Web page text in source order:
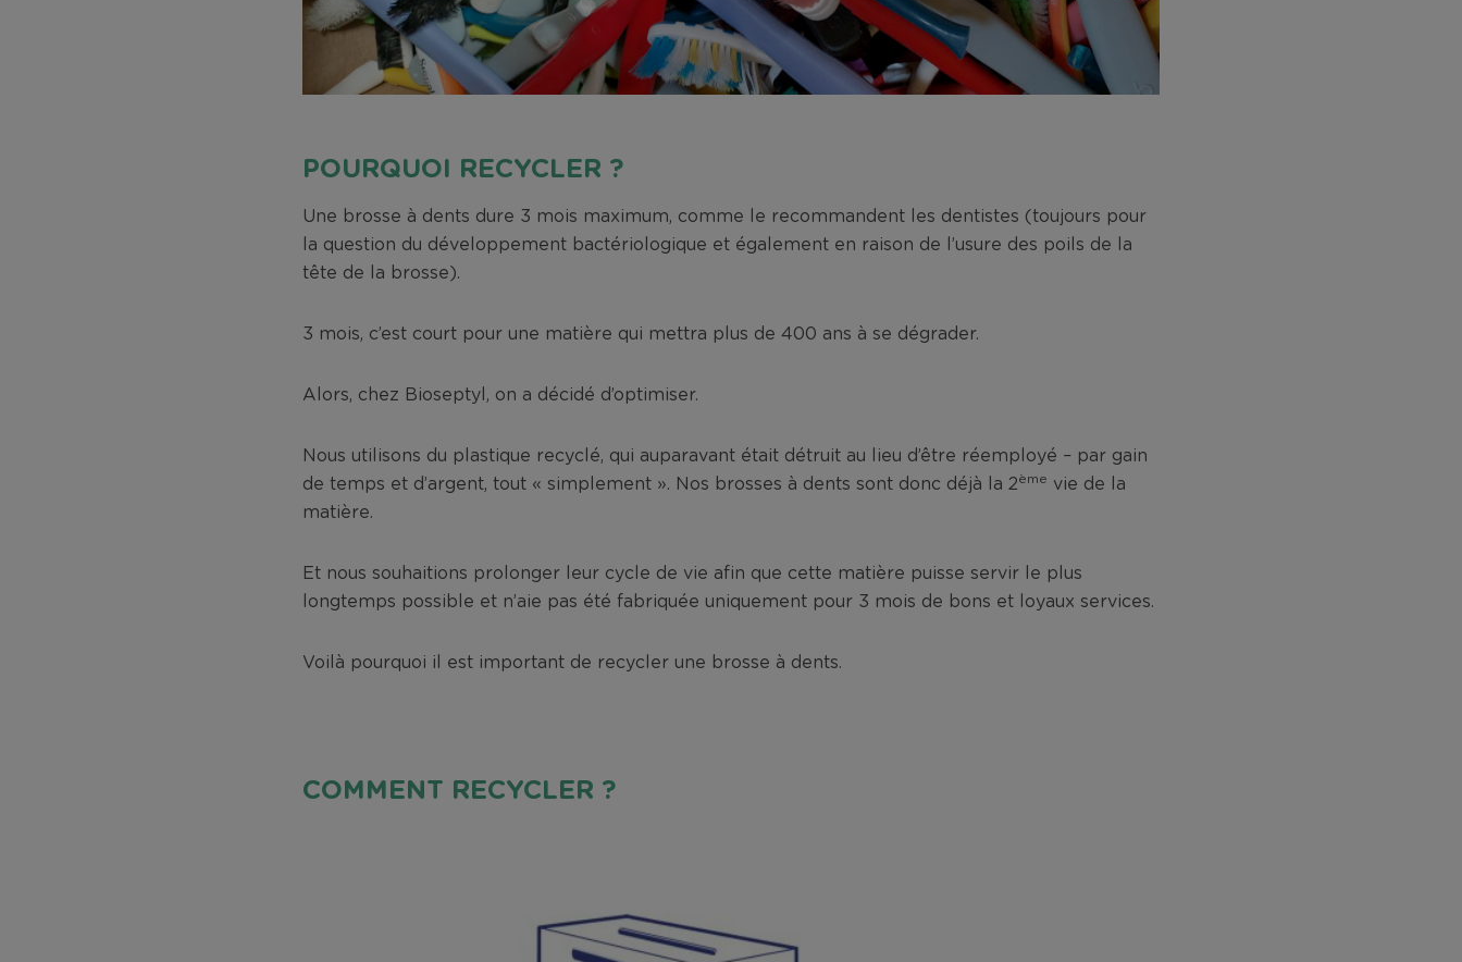
POURQUOI RECYCLER ?
Une brosse à dents dure 3 mois maximum, comme le recommandent les dentistes (toujours pour
la question du développement bactériologique et également en raison de l’usure des poils de la
tête de la brosse).
3 mois, c’est court pour une matière qui mettra plus de 400 ans à se dégrader.
Alors, chez Bioseptyl, on a décidé d’optimiser.
Nous utilisons du plastique recyclé, qui auparavant était détruit au lieu d’être réemployé – par gain
de temps et d’argent, tout « simplement ». Nos brosses à dents sont donc déjà la 2ème vie de la
matière.
Et nous souhaitions prolonger leur cycle de vie afin que cette matière puisse servir le plus
longtemps possible et n’aie pas été fabriquée uniquement pour 3 mois de bons et loyaux services.
Voilà pourquoi il est important de recycler une brosse à dents.
COMMENT RECYCLER ?